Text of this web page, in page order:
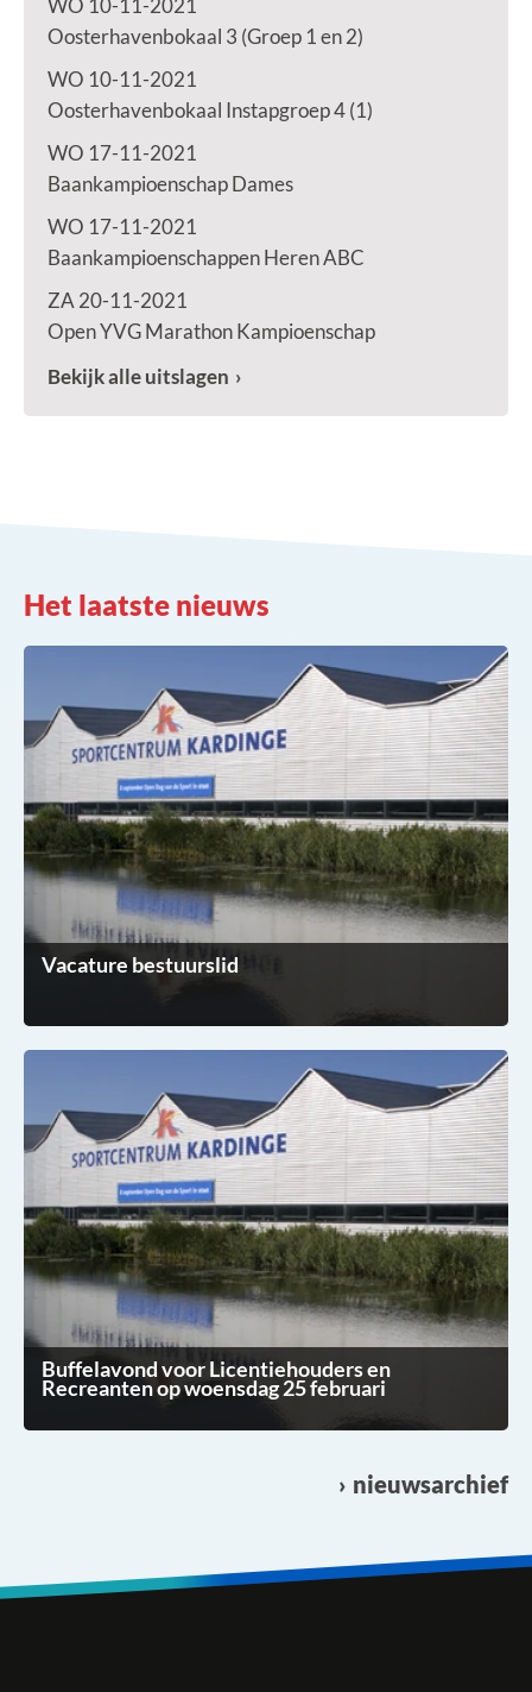
WO 10-11-2021
Oosterhavenbokaal 3 (Groep 1 en 2)
WO 10-11-2021
Oosterhavenbokaal Instapgroep 4 (1)
WO 17-11-2021
Baankampioenschap Dames
WO 17-11-2021
Baankampioenschappen Heren ABC
ZA 20-11-2021
Open YVG Marathon Kampioenschap
Bekijk alle uitslagen
Het laatste nieuws
Vacature bestuurslid
Buffelavond voor Licentiehouders en
Recreanten op woensdag 25 februari
nieuwsarchief